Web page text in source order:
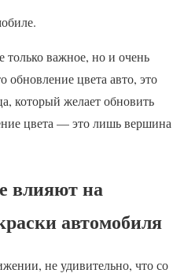
только важное, но и очень
обновление цвета авто, это
который желает обновить
цвета — это лишь вершина
влияют на
автомобиля
не удивительно, что со